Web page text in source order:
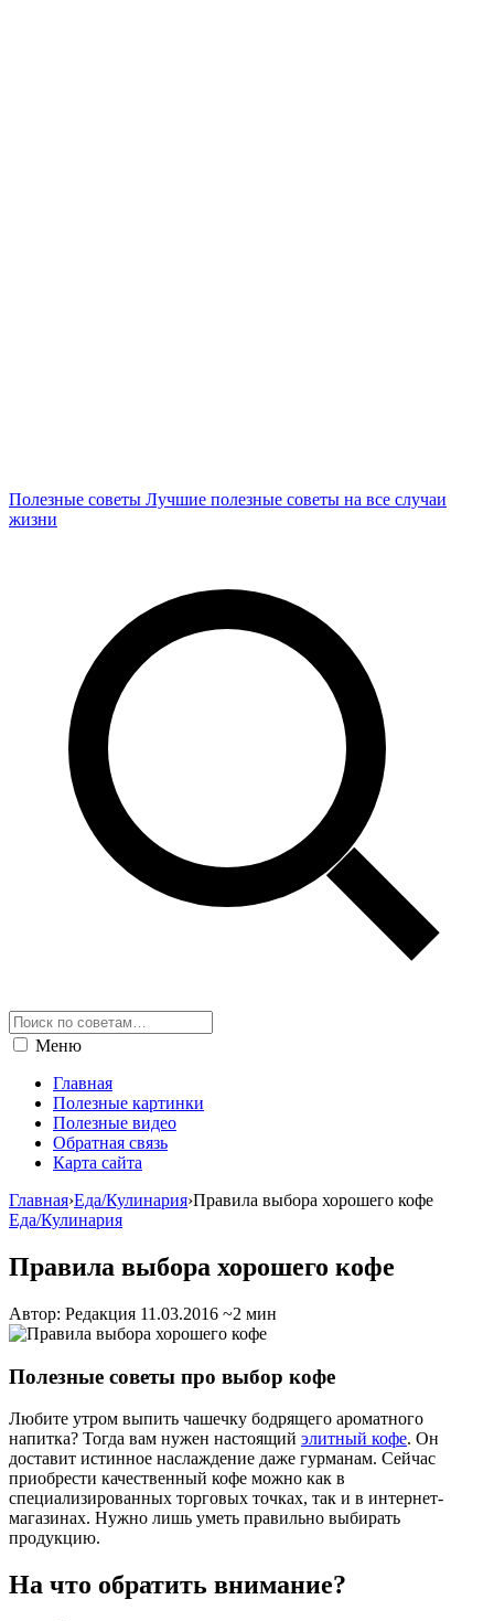
Полезные советы Лучшие полезные советы на все случаи
жизни
Меню
Главная
Полезные картинки
Полезные видео
Обратная связь
Карта сайта
Главная›Еда/Кулинария›Правила выбора хорошего кофе
Еда/Кулинария
Правила выбора хорошего кофе
Автор: Редакция 11.03.2016 ~2 мин
Полезные советы про выбор кофе
Любите утром выпить чашечку бодрящего ароматного
напитка? Тогда вам нужен настоящий элитный кофе. Он
доставит истинное наслаждение даже гурманам. Сейчас
приобрести качественный кофе можно как в
специализированных торговых точках, так и в интернет-
магазинах. Нужно лишь уметь правильно выбирать
продукцию.
На что обратить внимание?